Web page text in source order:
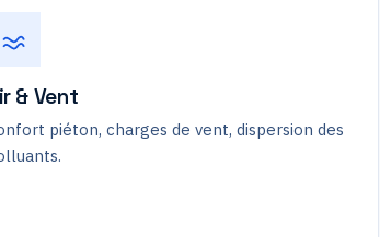
& Vent
piéton, charges de vent, dispersion des